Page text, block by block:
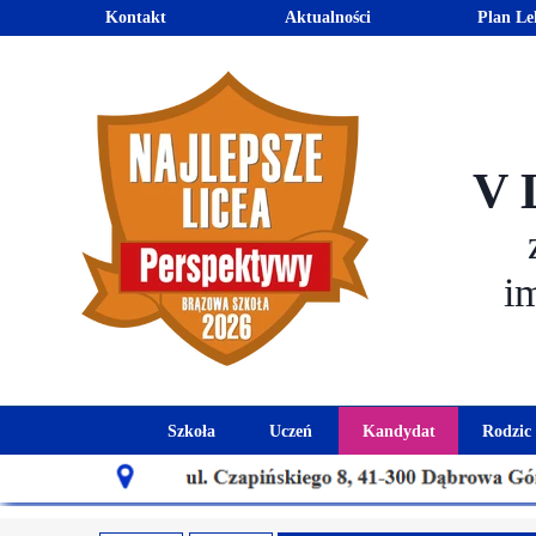
Rodzic
Szkoła
Historia szkoły
Uczeń
Kalendarz roku szkolnego
Kandydat
Aktualności dla
V
Plan
Aktualności
Kontakt